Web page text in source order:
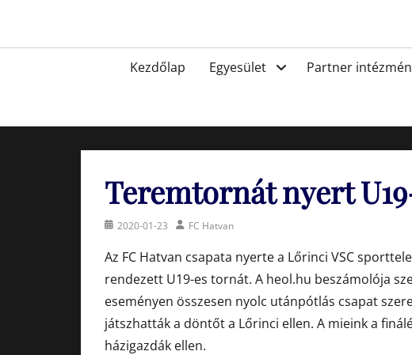
PrimaryKezdőlap Egyesület Partner
Teremtornát nyert
Posted2020-01-23 AuthorFC Hatvan
Az FC Hatvan csapata nyerte a Lőrinci VSC
rendezett U19-es tornát. A heol.hu beszámolója
eseményen összesen nyolc utánpótlás csapat
játszhatták a döntőt a Lőrinci ellen. A mieink a
házigazdák ellen.